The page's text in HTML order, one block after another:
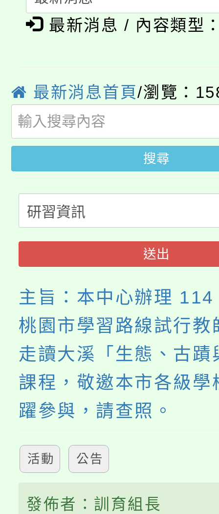
程
「本色祭」8/29、30在
8/21下午1時於龍潭區
局官網。
8月14至27日，桃園電
開!
115年桃園市運動會8/
田徑場及游泳池舉行。
桃園市低收入戶享有免
視費優惠，中低收入戶
半價優惠，詳情可洽有
者。
大園自造教育及科技
份教師研習
淨零綠生活教案入校路
115年食農教育專業人
最新消息 / 內容類型
最新消息首頁/瀏覽：
搜尋
送出
主旨：本中心辦理
桃園市學習路線試行
走讀大溪「生態、古蹟
課程，敬邀本市各級學
躍參與，請查照。
活動 公告
發佈者：訓育組長